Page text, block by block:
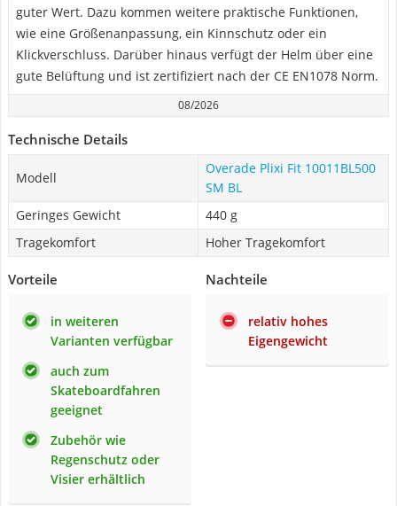
guter Wert. Dazu kommen weitere praktische Funktionen,
wie eine Größenanpassung, ein Kinnschutz oder ein
Klickverschluss. Darüber hinaus verfügt der Helm über eine
gute Belüftung und ist zertifiziert nach der CE EN1078 Norm.
08/2026
Technische Details
Modell
Overade Plixi Fit 10011BL500
SM BL
Geringes Gewicht
440 g
Tragekomfort
Hoher Tragekomfort
Vorteile
in weiteren
Varianten verfügbar
auch zum
Skateboardfahren
geeignet
Zubehör wie
Regenschutz oder
Visier erhältlich
Nachteile
relativ hohes
Eigengewicht